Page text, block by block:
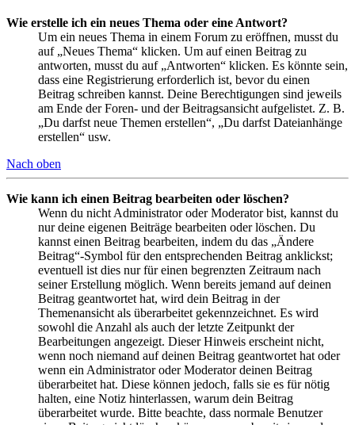
Wie erstelle ich ein neues Thema oder eine Antwort?
Um ein neues Thema in einem Forum zu eröffnen, musst du
auf „Neues Thema“ klicken. Um auf einen Beitrag zu
antworten, musst du auf „Antworten“ klicken. Es könnte sein,
dass eine Registrierung erforderlich ist, bevor du einen
Beitrag schreiben kannst. Deine Berechtigungen sind jeweils
am Ende der Foren- und der Beitragsansicht aufgelistet. Z. B.
„Du darfst neue Themen erstellen“, „Du darfst Dateianhänge
erstellen“ usw.
Nach oben
Wie kann ich einen Beitrag bearbeiten oder löschen?
Wenn du nicht Administrator oder Moderator bist, kannst du
nur deine eigenen Beiträge bearbeiten oder löschen. Du
kannst einen Beitrag bearbeiten, indem du das „Ändere
Beitrag“-Symbol für den entsprechenden Beitrag anklickst;
eventuell ist dies nur für einen begrenzten Zeitraum nach
seiner Erstellung möglich. Wenn bereits jemand auf deinen
Beitrag geantwortet hat, wird dein Beitrag in der
Themenansicht als überarbeitet gekennzeichnet. Es wird
sowohl die Anzahl als auch der letzte Zeitpunkt der
Bearbeitungen angezeigt. Dieser Hinweis erscheint nicht,
wenn noch niemand auf deinen Beitrag geantwortet hat oder
wenn ein Administrator oder Moderator deinen Beitrag
überarbeitet hat. Diese können jedoch, falls sie es für nötig
halten, eine Notiz hinterlassen, warum dein Beitrag
überarbeitet wurde. Bitte beachte, dass normale Benutzer